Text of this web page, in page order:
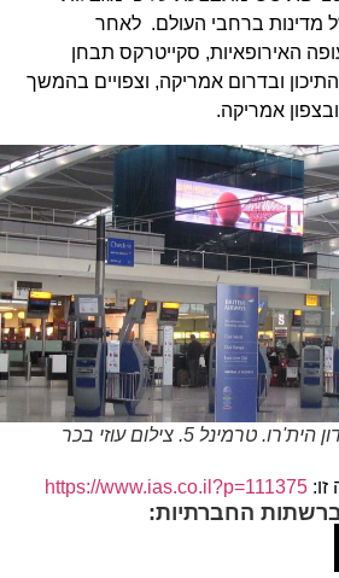
ברחבי העולם. לאחר
האירופאיות, סקייטרקס תבחן
ובדרום אמריקה, וצפויים בהמשך
אמריקה.
5. צילום עוזי בכר
https://www.ias.co.il?p=111375
החברתיות: